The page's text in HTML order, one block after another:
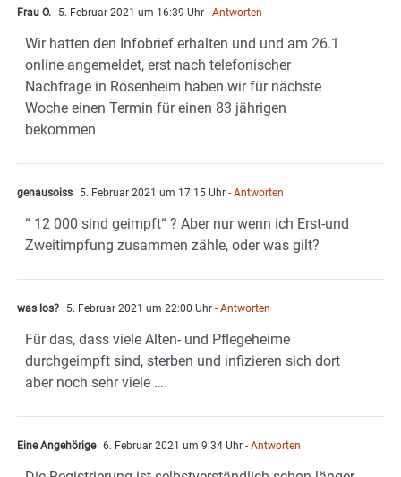
Frau O. 5. Februar 2021 um 16:39 Uhr - Antworten
Wir hatten den Infobrief erhalten und und am 26.1
online angemeldet, erst nach telefonischer
Nachfrage in Rosenheim haben wir für nächste
Woche einen Termin für einen 83 jährigen
bekommen
genausoiss 5. Februar 2021 um 17:15 Uhr - Antworten
“ 12 000 sind geimpft“ ? Aber nur wenn ich Erst-und
Zweitimpfung zusammen zähle, oder was gilt?
was los? 5. Februar 2021 um 22:00 Uhr - Antworten
Für das, dass viele Alten- und Pflegeheime
durchgeimpft sind, sterben und infizieren sich dort
aber noch sehr viele ….
Eine Angehörige 6. Februar 2021 um 9:34 Uhr - Antworten